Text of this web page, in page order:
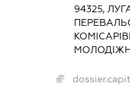
94325,